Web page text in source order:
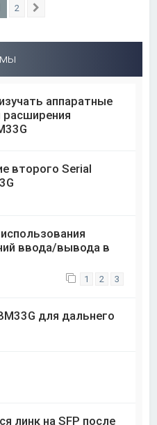
2
аппаратные
второго Serial
ввода/вывода в
1 2 3
для дальнего
линк на SFP после